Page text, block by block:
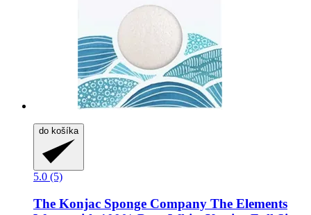
do košíka
5.0 (5)
The Konjac Sponge Company The Elements